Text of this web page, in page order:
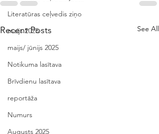
Literatūras ceļvedis ziņo
maijs 2025
maijs/ jūnijs 2025
Notikuma lasītava
Brīvdienu lasītava
reportāža
Numurs
Augusts 2025
Recent Posts See All